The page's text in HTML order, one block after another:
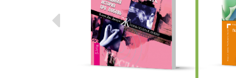
Предыдущие